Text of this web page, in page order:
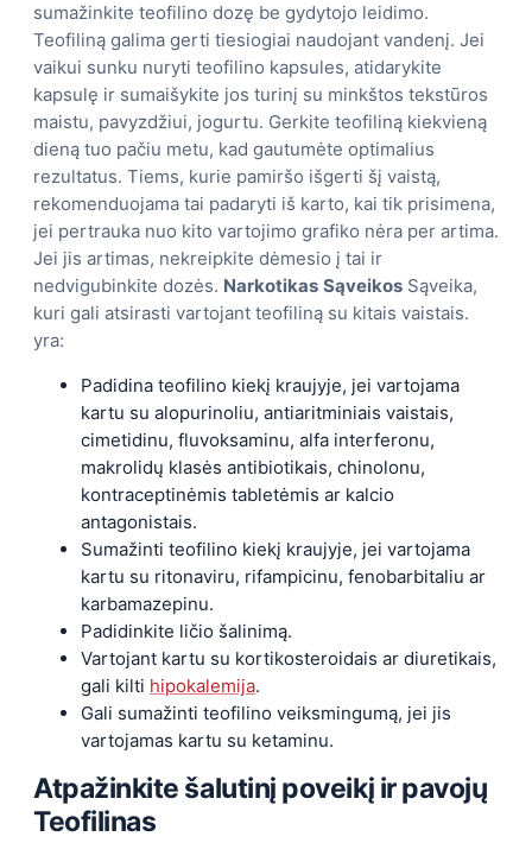
sumažinkite teofilino dozę be gydytojo leidimo.
Teofiliną galima gerti tiesiogiai naudojant vandenį. Jei
vaikui sunku nuryti teofilino kapsules, atidarykite
kapsulę ir sumaišykite jos turinį su minkštos tekstūros
maistu, pavyzdžiui, jogurtu. Gerkite teofiliną kiekvieną
dieną tuo pačiu metu, kad gautumėte optimalius
rezultatus. Tiems, kurie pamiršo išgerti šį vaistą,
rekomenduojama tai padaryti iš karto, kai tik prisimena,
jei pertrauka nuo kito vartojimo grafiko nėra per artima.
Jei jis artimas, nekreipkite dėmesio į tai ir
nedvigubinkite dozės. Narkotikas Sąveikos Sąveika,
kuri gali atsirasti vartojant teofiliną su kitais vaistais.
yra:
Padidina teofilino kiekį kraujyje, jei vartojama
kartu su alopurinoliu, antiaritminiais vaistais,
cimetidinu, fluvoksaminu, alfa interferonu,
makrolidų klasės antibiotikais, chinolonu,
kontraceptinėmis tabletėmis ar kalcio
antagonistais.
Sumažinti teofilino kiekį kraujyje, jei vartojama
kartu su ritonaviru, rifampicinu, fenobarbitaliu ar
karbamazepinu.
Padidinkite ličio šalinimą.
Vartojant kartu su kortikosteroidais ar diuretikais,
gali kilti hipokalemija.
Gali sumažinti teofilino veiksmingumą, jei jis
vartojamas kartu su ketaminu.
Atpažinkite šalutinį poveikį ir pavojų
Teofilinas